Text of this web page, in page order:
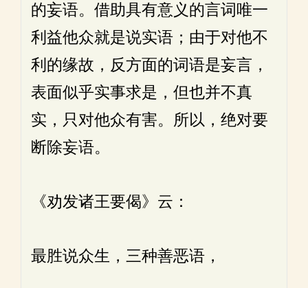
的妄语。借助具有意义的言词唯一
利益他众就是说实语；由于对他不
利的缘故，反方面的词语是妄言，
表面似乎实事求是，但也并不真
实，只对他众有害。所以，绝对要
断除妄语。
《劝发诸王要偈》云：
最胜说众生，三种善恶语，